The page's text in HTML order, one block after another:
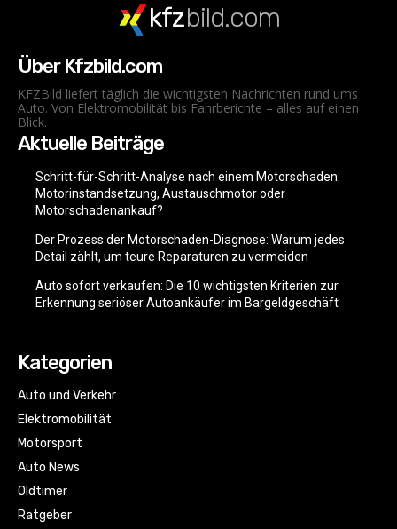
kfzbild.com
Über Kfzbild.com
KFZBild liefert täglich die wichtigsten Nachrichten rund ums
Auto. Von Elektromobilität bis Fahrberichte – alles auf einen
Blick.
Aktuelle Beiträge
Schritt-für-Schritt-Analyse nach einem Motorschaden:
Motorinstandsetzung, Austauschmotor oder
Motorschadenankauf?
Der Prozess der Motorschaden-Diagnose: Warum jedes
Detail zählt, um teure Reparaturen zu vermeiden
Auto sofort verkaufen: Die 10 wichtigsten Kriterien zur
Erkennung seriöser Autoankäufer im Bargeldgeschäft
Kategorien
Auto und Verkehr
Elektromobilität
Motorsport
Auto News
Oldtimer
Ratgeber